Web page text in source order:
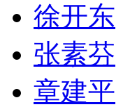
徐开东
张素芬
章建平